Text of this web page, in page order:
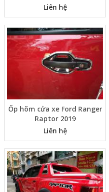
Liên hệ
Ốp hõm cửa xe Ford Ranger
Raptor 2019
Liên hệ